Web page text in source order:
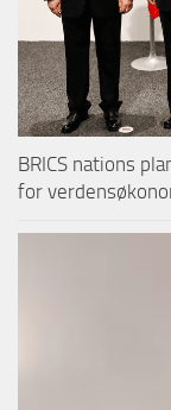
BRICS nations
for